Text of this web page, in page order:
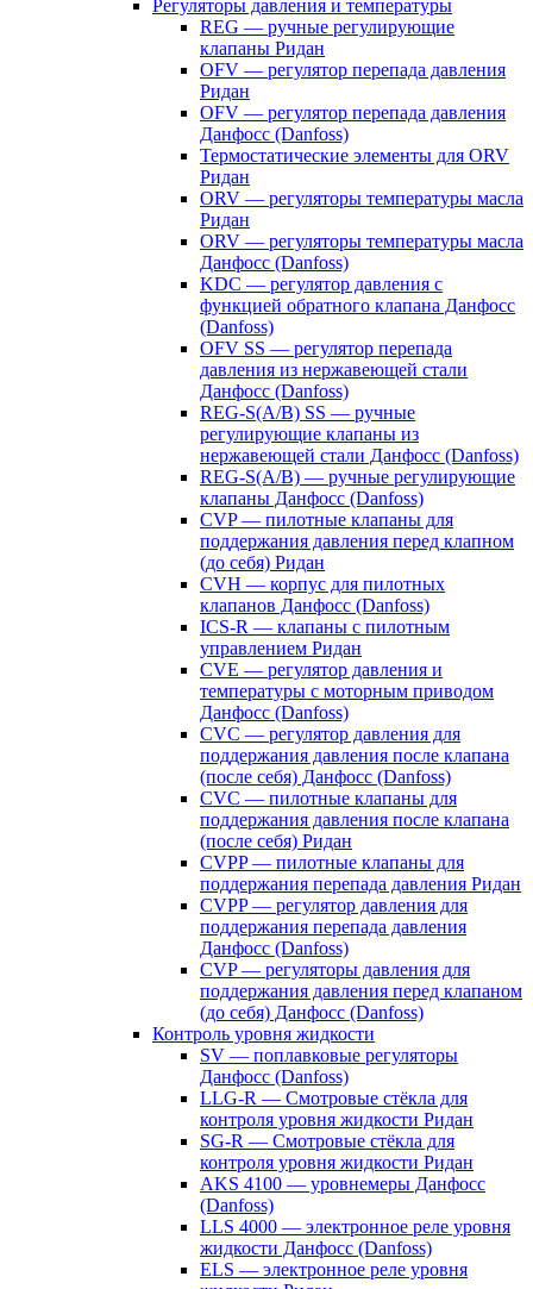
Регуляторы давления и температуры
REG — ручные регулирующие
клапаны Ридан
OFV — регулятор перепада давления
Ридан
OFV — регулятор перепада давления
Данфосс (Danfoss)
Термостатические элементы для ORV
Ридан
ORV — регуляторы температуры масла
Ридан
ORV — регуляторы температуры масла
Данфосс (Danfoss)
KDC — регулятор давления с
функцией обратного клапана Данфосс
(Danfoss)
OFV SS — регулятор перепада
давления из нержавеющей стали
Данфосс (Danfoss)
REG-S(A/B) SS — ручные
регулирующие клапаны из
нержавеющей стали Данфосс (Danfoss)
REG-S(A/B) — ручные регулирующие
клапаны Данфосс (Danfoss)
CVP — пилотные клапаны для
поддержания давления перед клапном
(до себя) Ридан
CVH — корпус для пилотных
клапанов Данфосс (Danfoss)
ICS-R — клапаны с пилотным
управлением Ридан
CVE — регулятор давления и
температуры с моторным приводом
Данфосс (Danfoss)
CVС — регулятор давления для
поддержания давления после клапана
(после себя) Данфосс (Danfoss)
CVС — пилотные клапаны для
поддержания давления после клапана
(после себя) Ридан
CVPP — пилотные клапаны для
поддержания перепада давления Ридан
CVPP — регулятор давления для
поддержания перепада давления
Данфосс (Danfoss)
CVP — регуляторы давления для
поддержания давления перед клапаном
(до себя) Данфосс (Danfoss)
Контроль уровня жидкости
SV — поплавковые регуляторы
Данфосс (Danfoss)
LLG-R — Смотровые стёкла для
контроля уровня жидкости Ридан
SG-R — Смотровые стёкла для
контроля уровня жидкости Ридан
AKS 4100 — уровнемеры Данфосс
(Danfoss)
LLS 4000 — электронное реле уровня
жидкости Данфосс (Danfoss)
ELS — электронное реле уровня